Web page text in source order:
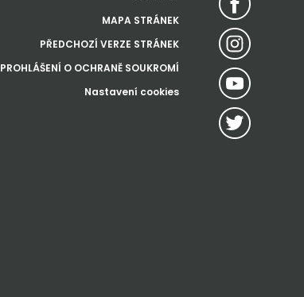
MAPA STRÁNEK
PŘEDCHOZÍ VERZE STRÁNEK
PROHLÁŠENÍ O OCHRANĚ SOUKROMÍ
Nastavení cookies